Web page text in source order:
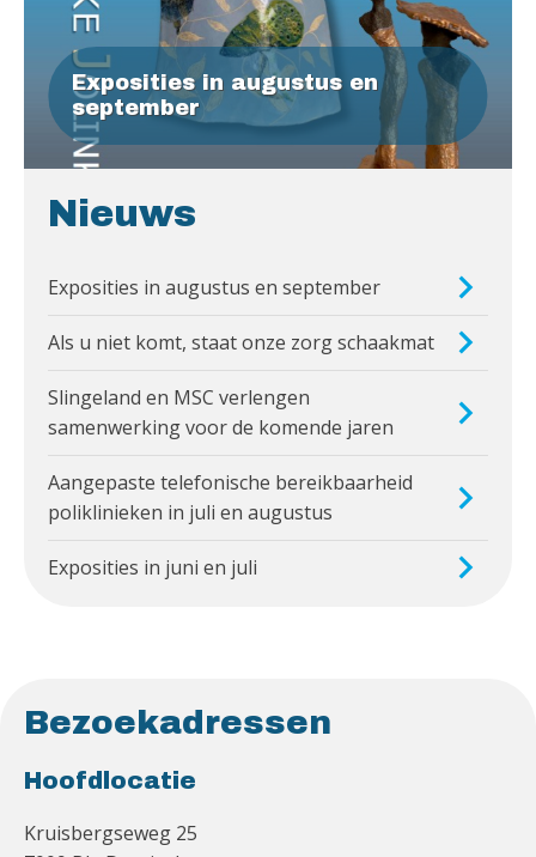
Exposities in augustus en
september
Nieuws
Exposities in augustus en september
Als u niet komt, staat onze zorg schaakmat
Slingeland en MSC verlengen
samenwerking voor de komende jaren
Aangepaste telefonische bereikbaarheid
poliklinieken in juli en augustus
Exposities in juni en juli
Bezoekadressen
Hoofdlocatie
Kruisbergseweg 25